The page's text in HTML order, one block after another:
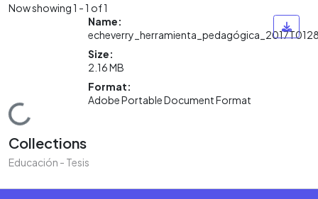
Now showing1 - 1 of 1
Loading...
Name:
Size:
2.16 MB
Format:
Adobe Portable Document Format
Collections
Educación - Tesis